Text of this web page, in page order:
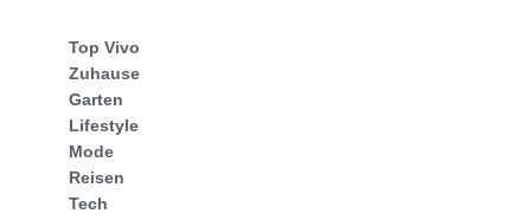
Top Vivo
Zuhause
Garten
Lifestyle
Mode
Reisen
Tech